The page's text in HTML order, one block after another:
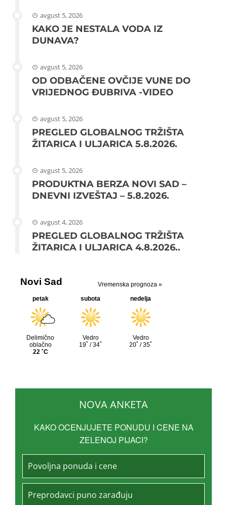
avgust 5, 2026
KAKO JE NESTALA VODA IZ
DUNAVA?
avgust 5, 2026
OD ODBAČENE OVČIJE VUNE DO
VRIJEDNOG ĐUBRIVA -VIDEO
avgust 5, 2026
PREGLED GLOBALNOG TRŽIŠTA
ŽITARICA I ULJARICA 5.8.2026.
avgust 5, 2026
PRODUKTNA BERZA NOVI SAD –
DNEVNI IZVEŠTAJ – 5.8.2026.
avgust 4, 2026
PREGLED GLOBALNOG TRŽIŠTA
ŽITARICA I ULJARICA 4.8.2026..
NOVA ANKETA
KAKO OCENJUJETE PONUDU I CENE NA
ZELENOJ PIJACI?
Povoljna ponuda i cene
Preprodavci puno zarađuju